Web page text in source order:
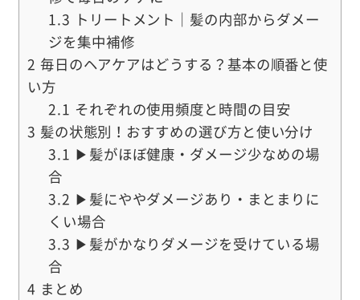
1.3 トリートメント｜髪の内部からダメー
ジを集中補修
2 毎日のヘアケアはどうする？基本の順番と使
い方
2.1 それぞれの使用頻度と時間の目安
3 髪の状態別！おすすめの選び方と使い分け
3.1 ▶髪がほぼ健康・ダメージ少なめの場
合
3.2 ▶髪にややダメージあり・まとまりに
くい場合
3.3 ▶髪がかなりダメージを受けている場
合
4 まとめ